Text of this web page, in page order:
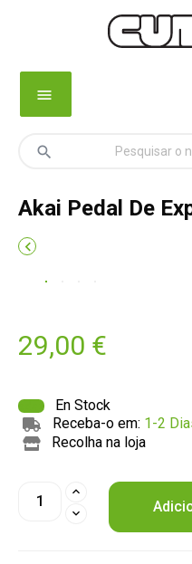
menu
search
Akai Pedal De

29,00 €
En Stock
Receba-o em: 1-2
Recolha na loja